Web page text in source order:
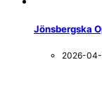
Jönsbergska
2026-